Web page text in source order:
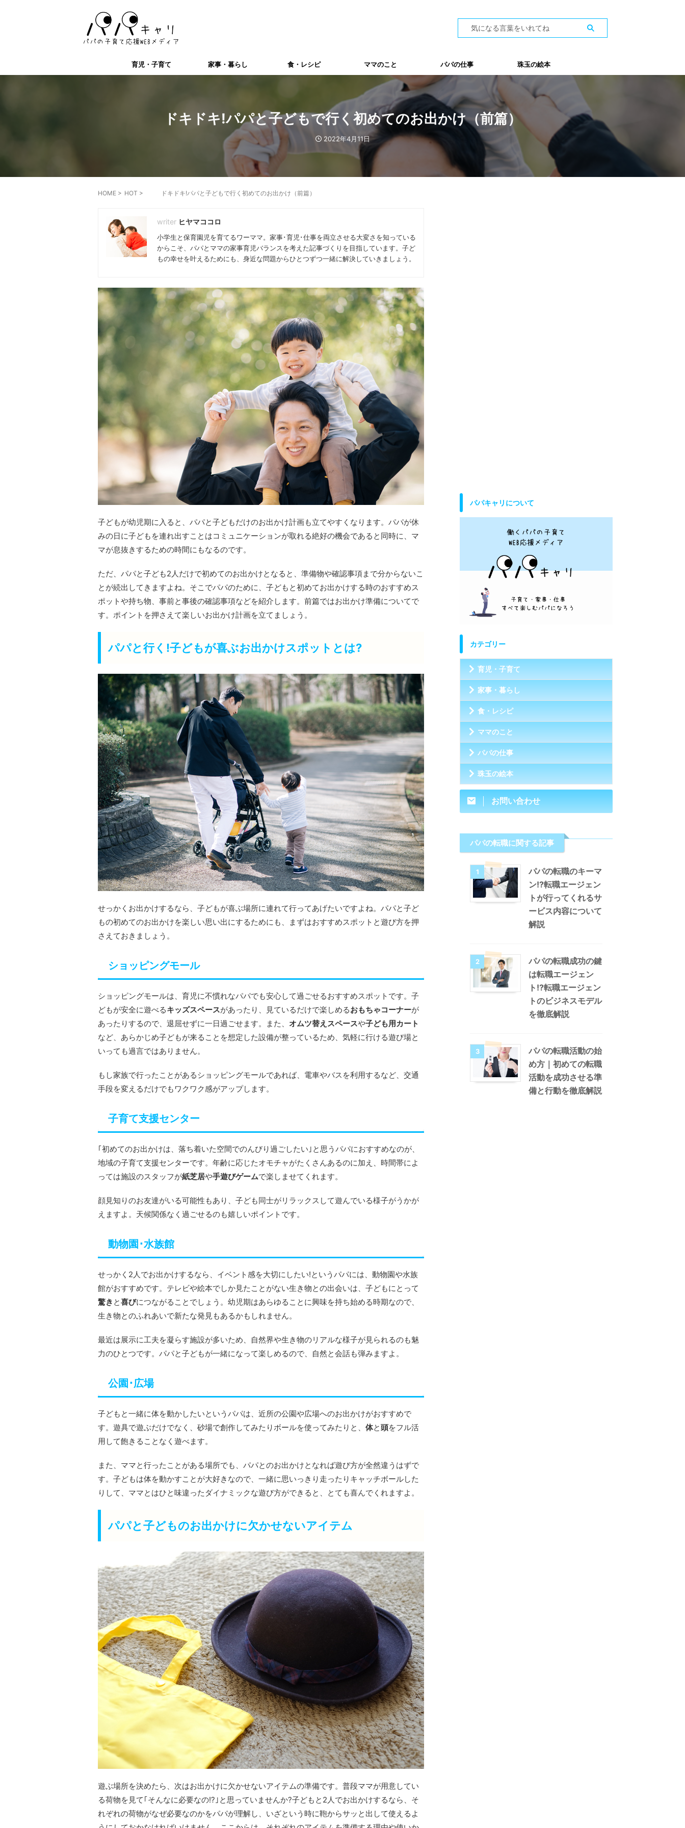
育児・子育て 家事・暮らし 食・レシピ ママのこと パパの仕事 珠玉の絵本
ドキドキ!パパと子どもで行く初めてのお出かけ（前篇）
2022年4月11日
HOME > HOT > ドキドキ!パパと子どもで行く初めてのお出かけ（前篇）
ヒヤマココロ
小学生と保育園児を育てるワーママ。家事･育児･仕事を両立させる大変さを知っている
からこそ、パパとママの家事育児バランスを考えた記事づくりを目指しています。子ど
もの幸せを叶えるためにも、身近な問題からひとつずつ一緒に解決していきましょう。
子どもが幼児期に入ると、パパと子どもだけのお出かけ計画も立てやすくなります。パパが休
みの日に子どもを連れ出すことはコミュニケーションが取れる絶好の機会であると同時に、マ
マが息抜きするための時間にもなるのです。
ただ、パパと子ども2人だけで初めてのお出かけとなると、準備物や確認事項まで分からないこ
とが続出してきますよね。そこでパパのために、子どもと初めてお出かけする時のおすすめス
ポットや持ち物、事前と事後の確認事項などを紹介します。前篇ではお出かけ準備についてで
す。ポイントを押さえて楽しいお出かけ計画を立てましょう。
パパと行く!子どもが喜ぶお出かけスポットとは?
せっかくお出かけするなら、子どもが喜ぶ場所に連れて行ってあげたいですよね。パパと子ど
もの初めてのお出かけを楽しい思い出にするためにも、まずはおすすめスポットと遊び方を押
さえておきましょう。
ショッピングモール
ショッピングモールは、育児に不慣れなパパでも安心して過ごせるおすすめスポットです。子
どもが安全に遊べるキッズスペースがあったり、見ているだけで楽しめるおもちゃコーナーが
あったりするので、退屈せずに一日過ごせます。また、 オムツ替えスペースや子ども用カート
など、あらかじめ子どもが来ることを想定した設備が整っているため、気軽に行ける遊び場と
いっても過言ではありません。
もし家族で行ったことがあるショッピングモールであれば、電車やバスを利用するなど、交通
手段を変えるだけでもワクワク感がアップします。
子育て支援センター
｢初めてのお出かけは、落ち着いた空間でのんびり過ごしたい｣と思うパパにおすすめなのが、
地域の子育て支援センターです。年齢に応じたオモチャがたくさんあるのに加え、時間帯によ
っては施設のスタッフが紙芝居や手遊びゲームで楽しませてくれます。
顔見知りのお友達がいる可能性もあり、子ども同士がリラックスして遊んでいる様子がうかが
えますよ。天候関係なく過ごせるのも嬉しいポイントです。
動物園･水族館
せっかく2人でお出かけするなら、イベント感を大切にしたい!というパパには、動物園や水族
館がおすすめです。テレビや絵本でしか見たことがない生き物との出会いは、子どもにとって
驚き と喜びにつながることでしょう。幼児期はあらゆることに興味を持ち始める時期なので、
生き物とのふれあいで新たな発見もあるかもしれません。
最近は展示に工夫を凝らす施設が多いため、自然界や生き物のリアルな様子が見られるのも魅
力のひとつです。パパと子どもが一緒になって楽しめるので、自然と会話も弾みますよ。
公園･広場
子どもと一緒に体を動かしたいというパパは、近所の公園や広場へのお出かけがおすすめで
す。遊具で遊ぶだけでなく、砂場で創作してみたりボールを使ってみたりと、 体と頭をフル活
用して飽きることなく遊べます。
また、ママと行ったことがある場所でも、パパとのお出かけとなれば遊び方が全然違うはずで
す。子どもは体を動かすことが大好きなので、一緒に思いっきり走ったりキャッチボールした
りして、ママとはひと味違ったダイナミックな遊び方ができると、とても喜んでくれますよ。
パパと子どものお出かけに欠かせないアイテム
遊ぶ場所を決めたら、次はお出かけに欠かせないアイテムの準備です。普段ママが用意してい
る荷物を見て｢そんなに必要なの!?｣と思っていませんか?子どもと2人でお出かけするなら、そ
れぞれの荷物がなぜ必要なのかをパパが理解し、いざという時に鞄からサッと出して使えるよ
パパキャリについて
カテゴリー
育児・子育て
家事・暮らし
食・レシピ
ママのこと
パパの仕事
珠玉の絵本
お問い合わせ
パパの転職に関する記事
1
パパの転職のキーマ
ン!?転職エージェン
トが行ってくれるサ
ービス内容について
解説
2
パパの転職成功の鍵
は転職エージェン
ト!?転職エージェン
トのビジネスモデル
を徹底解説
3
パパの転職活動の始
め方｜初めての転職
活動を成功させる準
備と行動を徹底解説